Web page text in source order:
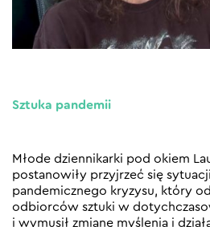
Sztuka pandemii
Młode dziennikarki pod okiem
postanowiły przyjrzeć się
pandemicznego kryzysu, który
odbiorców sztuki w
i wymusił zmianę myślenia i